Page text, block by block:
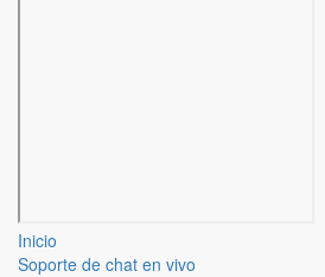
Inicio
Soporte de chat en vivo